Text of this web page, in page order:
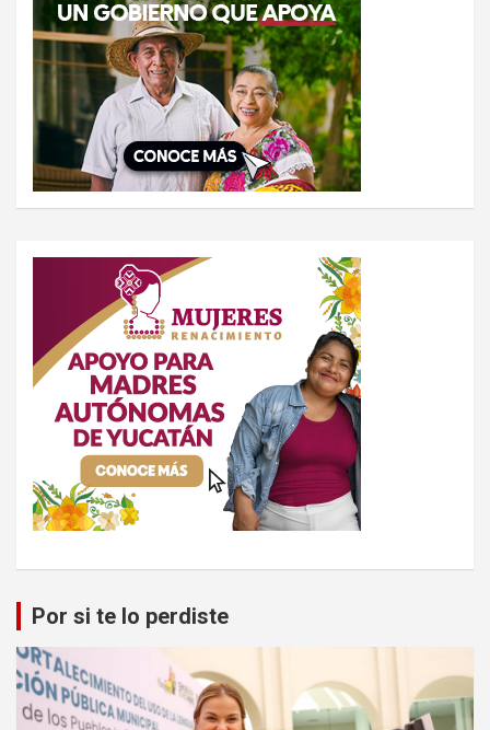
Por si te lo perdiste